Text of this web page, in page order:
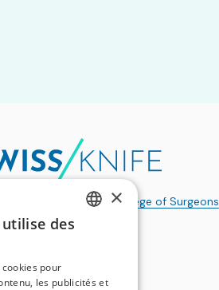
Swiss College of Surgeons
×
utilise des
pour
les publicités et